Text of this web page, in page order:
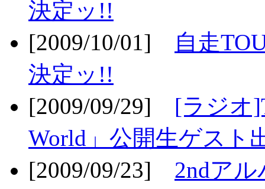
決定ッ!!
[2009/10/01]
自走
決定ッ!!
[2009/09/29] [ラジオ
World」公開生ゲスト
[2009/09/23] 2ndア